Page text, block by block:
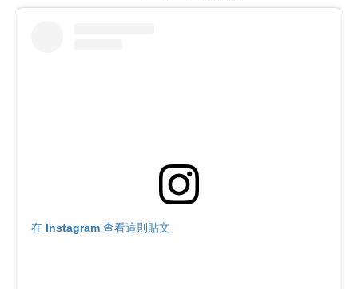
在 Instagram 查看這則貼文